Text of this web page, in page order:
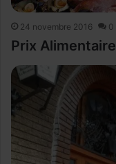
24 novembre 2016 0
Prix